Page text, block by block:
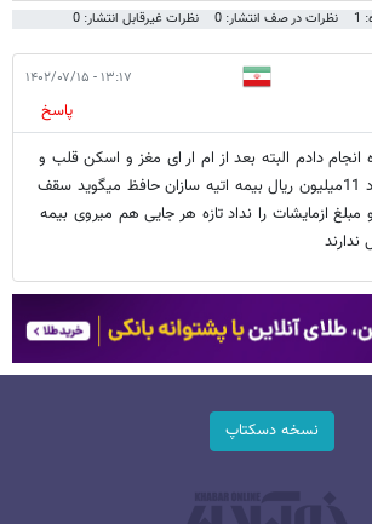
نظرات در صف انتشار: 0 نظرات غیرقابل انتشار: 0
۱۳:۱۷ - ۱۴۰۲/۰۷/۱۵
پاسخ
انجام دادم البته بعد از ام ار ای مغز و اسکن قلب و
ازمایشات دیگر شد حدود 11میلیون ریال بیمه اتیه سازان حافظ میگوید سقف
ازمایشات را نداد تازه هر جایی هم میروی بیمه
ندارند
نسخه دسکتاپ